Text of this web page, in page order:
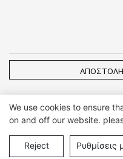
Πνευματικά δικαιώματα ©
Χάρτης ιστότοπου
We use cookies to ensure
on and off our website.
Reject Ρυθμίσεις